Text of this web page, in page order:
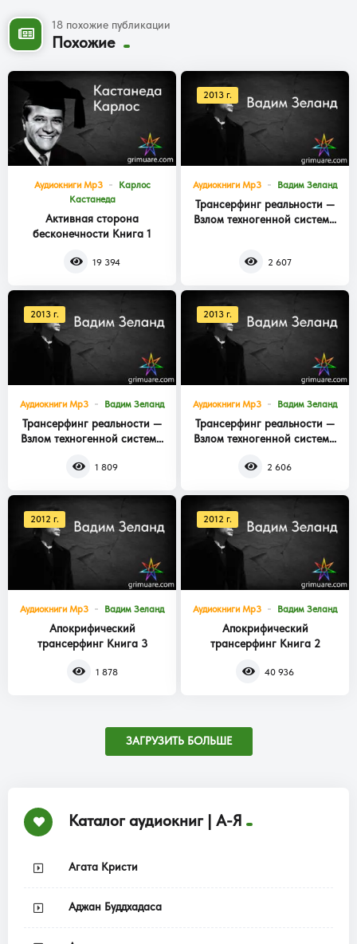
18 похожие публикации
Похожие
Аудиокниги Mp3
Карлос
Кастанеда
Активная сторона
бесконечности Книга 1
19 394
2013 г.
Аудиокниги Mp3 Вадим Зеланд
Трансерфинг реальности —
Взлом техногенной системы
2 607
2013 г.
Аудиокниги Mp3 Вадим Зеланд
Трансерфинг реальности —
Взлом техногенной системы
1 809
2013 г.
Аудиокниги Mp3 Вадим Зеланд
Трансерфинг реальности —
Взлом техногенной системы
2 606
2012 г.
Аудиокниги Mp3 Вадим Зеланд
Апокрифический
трансерфинг Книга 3
1 878
2012 г.
Аудиокниги Mp3 Вадим Зеланд
Апокрифический
трансерфинг Книга 2
40 936
ЗАГРУЗИТЬ БОЛЬШЕ
Каталог аудиокниг | А-Я
Агата Кристи
Аджан Буддхадаса